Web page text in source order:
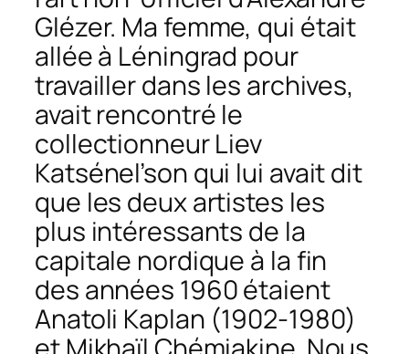
Glézer. Ma femme, qui était
allée à Léningrad pour
travailler dans les archives,
avait rencontré le
collectionneur Liev
Katsénel’son qui lui avait dit
que les deux artistes les
plus intéressants de la
capitale nordique à la fin
des années 1960 étaient
Anatoli Kaplan (1902-1980)